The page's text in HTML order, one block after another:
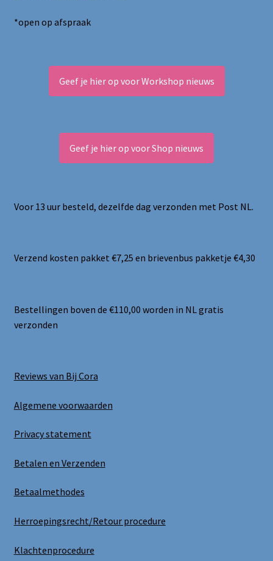
*open op afspraak
Geef je hier op voor Workshop nieuws
Geef je hier op voor Shop nieuws
Voor 13 uur besteld, dezelfde dag verzonden met Post NL.
Verzend kosten pakket €7,25 en brievenbus pakketje €4,30
Bestellingen boven de €110,00 worden in NL gratis
verzonden
Reviews van Bij Cora
Algemene voorwaarden
Privacy statement
Betalen en Verzenden
Betaalmethodes
Herroepingsrecht/Retour procedure
Klachtenprocedure